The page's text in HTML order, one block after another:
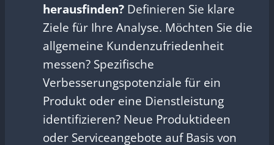
herausfinden? Definieren Sie klare
Ziele für Ihre Analyse. Möchten Sie die
allgemeine Kundenzufriedenheit
messen? Spezifische
Verbesserungspotenziale für ein
Produkt oder eine Dienstleistung
identifizieren? Neue Produktideen
oder Serviceangebote auf Basis von